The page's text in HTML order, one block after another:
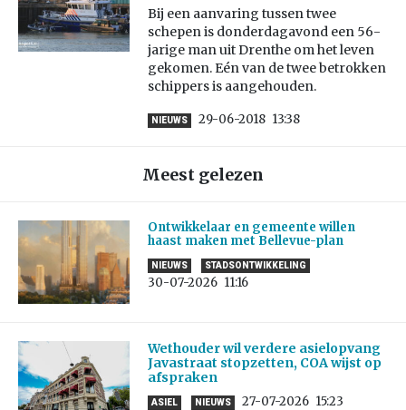
Bij een aanvaring tussen twee
schepen is donderdagavond een 56-
jarige man uit Drenthe om het leven
gekomen. Eén van de twee betrokken
schippers is aangehouden.
NIEUWS 29-06-2018 13:38
Meest gelezen
Ontwikkelaar en gemeente willen
haast maken met Bellevue-plan
NIEUWS STADSONTWIKKELING
30-07-2026 11:16
Wethouder wil verdere asielopvang
Javastraat stopzetten, COA wijst op
afspraken
ASIEL NIEUWS 27-07-2026 15:23